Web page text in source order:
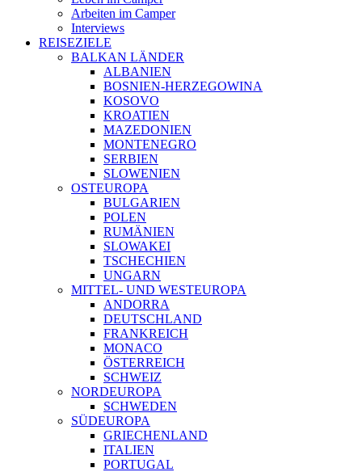
Arbeiten im Camper
Interviews
REISEZIELE
BALKAN LÄNDER
ALBANIEN
BOSNIEN-HERZEGOWINA
KOSOVO
KROATIEN
MAZEDONIEN
MONTENEGRO
SERBIEN
SLOWENIEN
OSTEUROPA
BULGARIEN
POLEN
RUMÄNIEN
SLOWAKEI
TSCHECHIEN
UNGARN
MITTEL- UND WESTEUROPA
ANDORRA
DEUTSCHLAND
FRANKREICH
MONACO
ÖSTERREICH
SCHWEIZ
NORDEUROPA
SCHWEDEN
SÜDEUROPA
GRIECHENLAND
ITALIEN
PORTUGAL